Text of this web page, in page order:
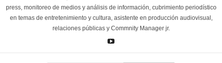
press, monitoreo de medios y análisis de información, cubrimiento periodístico
en temas de entretenimiento y cultura, asistente en producción audiovisual,
relaciones públicas y Commnity Manager jr.